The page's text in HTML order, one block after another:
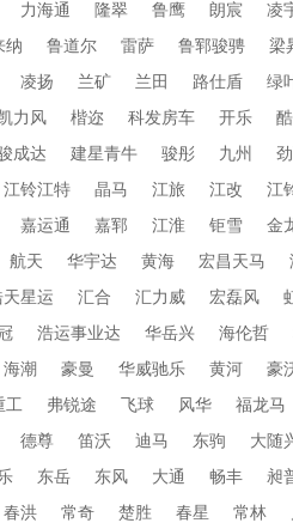
力海通 隆翠 鲁鹰 朗宸 凌
纳 鲁道尔 雷萨 鲁郓骏骋 梁
凌扬 兰矿 兰田 路仕盾 绿
力风 楷迩 科发房车 开乐
成达 建星青牛 骏彤 九州
江铃江特 晶马 江旅 江改 江
嘉运通 嘉郓 江淮 钜雪 金
航天 华宇达 黄海 宏昌天马
天星运 汇合 汇力威 宏磊风
浩运事业达 华岳兴 海伦哲
海潮 豪曼 华威驰乐 黄河 豪
工 弗锐途 飞球 风华 福龙马
德尊 笛沃 迪马 东驹 大随
东岳 东风 大通 畅丰 昶
春洪 常奇 楚胜 春星 常林